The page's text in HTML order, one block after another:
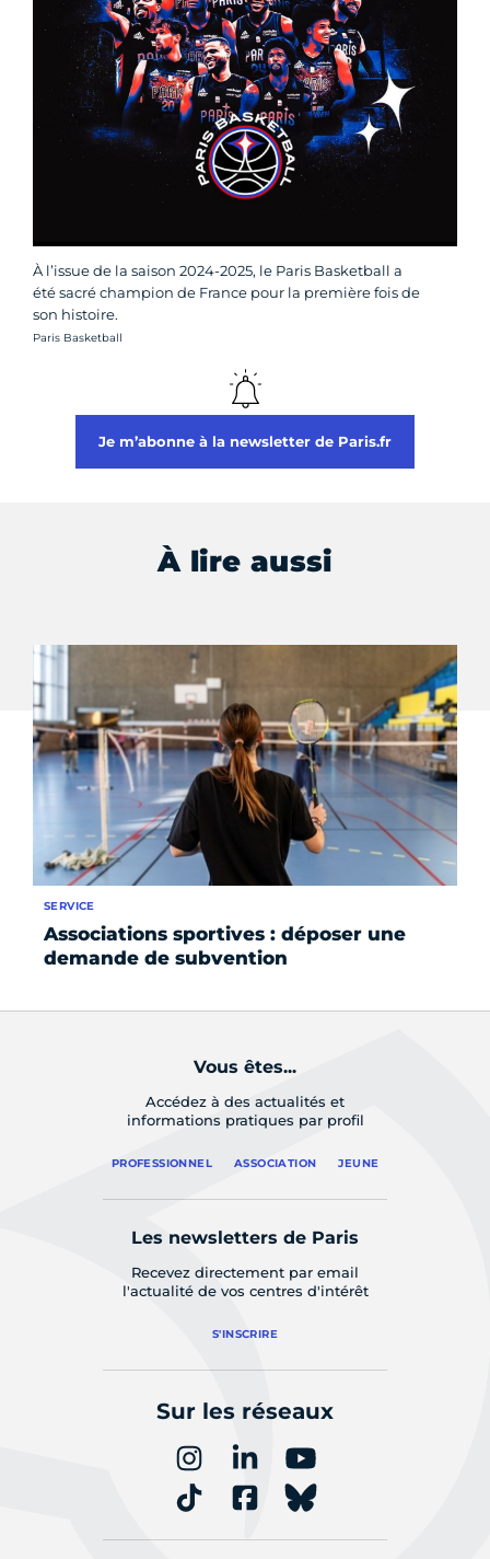
À l’issue de la saison 2024-2025, le Paris Basketball a
été sacré champion de France pour la première fois de
son histoire.
Crédit photo :
Paris Basketball
Je m’abonne à la newsletter de Paris.fr
À lire aussi
Associations sportives : déposer une
demande de subvention
SERVICE
Vous êtes...
Accédez à des actualités et
informations pratiques par profil
PROFESSIONNEL ASSOCIATION JEUNE
Les newsletters de Paris
Recevez directement par email
l'actualité de vos centres d'intérêt
S'INSCRIRE
Sur les réseaux